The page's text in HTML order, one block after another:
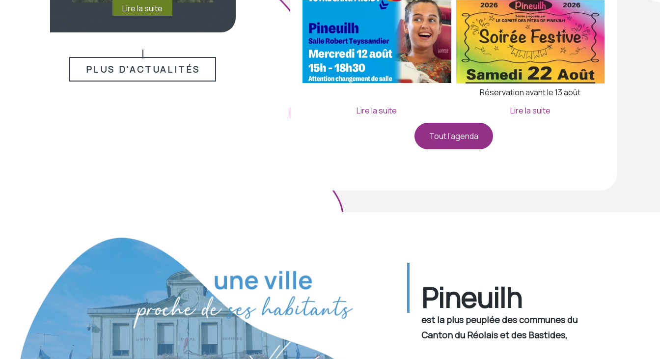
PLUS D'ACTUALITÉS
Réservation avant le 13 août
Tout l'agenda
Pineuilh
est la plus peuplée des communes du
Canton du Réolais et des Bastides,